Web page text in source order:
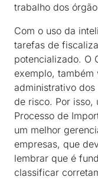
trabalho dos
Com o uso da
tarefas de
potencializado. O
exemplo,
administrativo
de risco. Por isso,
Processo de
um melhor
empresas, que
lembrar que é
classificar